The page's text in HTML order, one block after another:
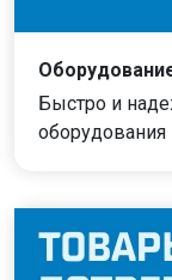
Быстро и
оборудования